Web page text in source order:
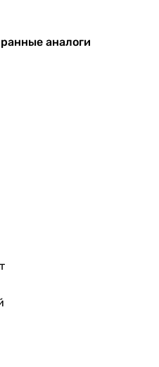
аналоги